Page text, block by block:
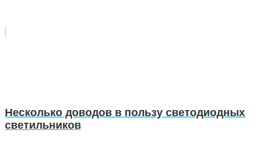
Несколько доводов в пользу светодиодных
светильников